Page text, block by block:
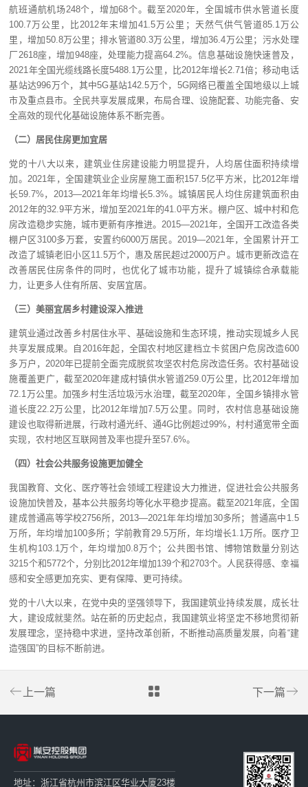
航班通航机场248个，增加68个。截至2020年，全国城市供水管道长度
100.7万公里，比2012年末增加41.5万公里；天然气供气管道85.1万公
里，增加50.8万公里；排水管道80.3万公里，增加36.4万公里；污水处理
厂2618座，增加948座，处理能力提高64.2%。信息基础设施快速普及，
2021年全国光缆线路长度5488.1万公里，比2012年增长2.71倍；移动电话
基站达996万个，其中5G基站142.5万个，5G网络已覆盖全国地级以上城
市及重点县市。全民共享发展成果，布局合理、设施配套、功能完备、安
全高效的现代化基础设施体系不断完善。
（二）居民住房更加宜居
党的十八大以来，建筑业住房建设能力明显提升，人均居住面积持续增
加。2021年，全国建筑业企业房屋施工面积157.5亿平方米，比2012年增
长59.7%，2013—2021年年均增长5.3%。城镇居民人均住房建筑面积由
2012年的32.9平方米，增加至2021年的41.0平方米。棚户区、城中村和危
房改造稳步实施，城市更新有序推进。2015—2021年，全国开工改造各类
棚户区3100多万套，安置约6000万居民。2019—2021年，全国累计开工
改造了城镇老旧小区11.5万个，惠及居民超过2000万户。城市更新改造在
改善居民住房条件的同时，也优化了城市功能，提升了城镇综合承载能
力，让更多人住有所居、安居宜居。
（三）美丽宜居乡村建设深入推进
建筑业通过改善乡村居住水平、基础设施和生态环境，推动实现城乡人民
共享发展成果。自2016年起，全国农村地区建档立卡贫困户危房改造600
多万户，2020年已提前全面完成脱贫攻坚农村危房改造任务。农村基础设
施覆盖更广，截至2020年建成村镇供水管道259.0万公里，比2012年增加
72.1万公里。加强乡村生活垃圾污水治理，截至2020年，全国乡镇排水管
道长度22.2万公里，比2012年增加7.5万公里。同时，农村信息基础设施
建设也取得新进展，行政村通光纤、通4G比例超过99%，村村通宽带全面
实现，农村地区互联网普及率也提升至57.6%。
（四）社会公共服务设施更加健全
我国教育、文化、医疗等社会领域工程建设大力推进，促进社会公共服务
设施加快普及，基本公共服务均等化水平稳步提高。截至2021年底，全国
建成普通高等学校2756所，2013—2021年年均增加30多所；普通高中1.5
万所，年均增加100多所；学前教育29.5万所，年均增长1.1万所。医疗卫
生机构103.1万个，年均增加0.8万个；公共图书馆、博物馆数量分别达
3215个和5772个，分别比2012年增加139个和2703个。人民获得感、幸福
感和安全感更加充实、更有保障、更可持续。
党的十八大以来，在党中央的坚强领导下，我国建筑业持续发展，成长壮
大，建设成就斐然。站在新的历史起点，我国建筑业将坚定不移地贯彻新
发展理念，坚持稳中求进，坚持改革创新，不断推动高质量发展，向着“建
造强国”的目标不断前进。
上一篇 下一篇
地址：浙江省杭州市滨江区华业大厦23楼